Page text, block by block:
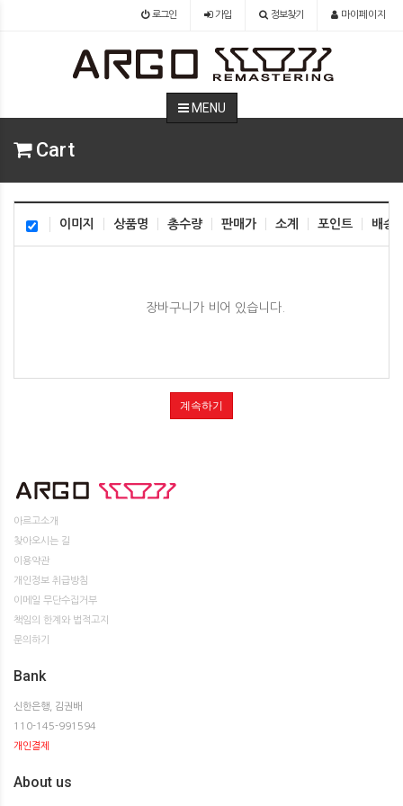
로그인 가입 정보찾기 마이페이지
MENU
Cart
이미지 상품명 총수량 판매가 소계 포인트 배송
장바구니가 비어 있습니다.
계속하기
아르고소개
찾아오시는 길
이용약관
개인정보 취급방침
이메일 무단수집거부
책임의 한계와 법적고지
문의하기
Bank
신한은행, 김권배
110-145-991594
개인결제
About us